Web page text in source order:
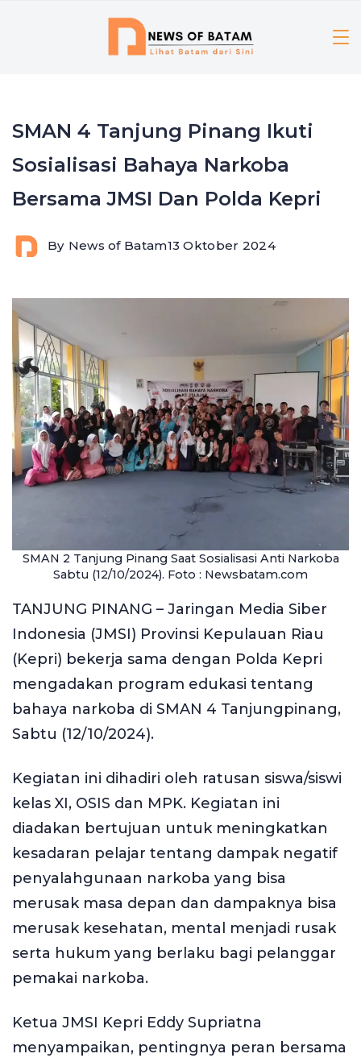
SMAN 4 Tanjung Pinang Ikuti
Sosialisasi Bahaya Narkoba
Bersama JMSI Dan Polda Kepri
By News of Batam13 Oktober 2024
SMAN 2 Tanjung Pinang Saat Sosialisasi Anti Narkoba
Sabtu (12/10/2024). Foto : Newsbatam.com
TANJUNG PINANG – Jaringan Media Siber
Indonesia (JMSI) Provinsi Kepulauan Riau
(Kepri) bekerja sama dengan Polda Kepri
mengadakan program edukasi tentang
bahaya narkoba di SMAN 4 Tanjungpinang,
Sabtu (12/10/2024).
Kegiatan ini dihadiri oleh ratusan siswa/siswi
kelas XI, OSIS dan MPK. Kegiatan ini
diadakan bertujuan untuk meningkatkan
kesadaran pelajar tentang dampak negatif
penyalahgunaan narkoba yang bisa
merusak masa depan dan dampaknya bisa
merusak kesehatan, mental menjadi rusak
serta hukum yang berlaku bagi pelanggar
pemakai narkoba.
Ketua JMSI Kepri Eddy Supriatna
menyampaikan, pentingnya peran bersama